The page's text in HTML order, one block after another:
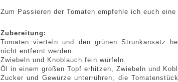
Zum Passieren der Tomaten empfehle ich euch eine
Zubereitung:
Tomaten vierteln und den grünen Strunkansatz
nicht entfernt werden.
Zwiebeln und Knoblauch fein würfeln.
Öl in einem großen Topf erhitzen, Zwiebeln und
Zucker und Gewürze unterrühren, die